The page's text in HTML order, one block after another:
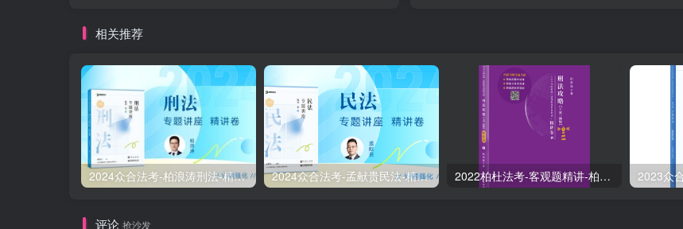
相关推荐
2024众合法考-柏浪涛刑法-精讲卷pdf电子版（附视频1-76全） 2024众合法考-孟献贵民法-精讲卷.pdf 2022柏杜法考-客观题精讲-柏浪涛刑法攻略.pdf
评论 抢沙发